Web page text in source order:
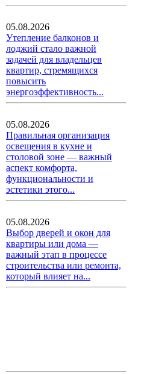
05.08.2026
Утепление балконов и
лоджий стало важной
задачей для владельцев
квартир, стремящихся
повысить
энергоэффективность...
05.08.2026
Правильная организация
освещения в кухне и
столовой зоне — важный
аспект комфорта,
функциональности и
эстетики этого...
05.08.2026
Выбор дверей и окон для
квартиры или дома —
важный этап в процессе
строительства или ремонта,
который влияет на...